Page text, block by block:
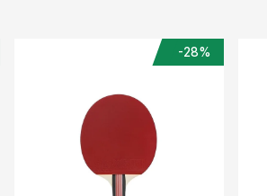
-28%